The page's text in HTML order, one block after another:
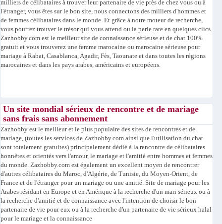
milliers de célibataires à trouver leur partenaire de vie près de chez vous ou à
l'étranger, vous êtes sur le bon site, nous connectons des milliers d'hommes et
de femmes célibataires dans le monde. Et grâce à notre moteur de recherche,
vous pourrez trouver le trésor qui vous attend ou la perle rare en quelques clics.
Zazhobby.com est le meilleur site de connaissance sérieuse et de chat 100%
gratuit et vous trouverez une femme marocaine ou marocaine sérieuse pour
mariage à Rabat, Casablanca, Agadir, Fès, Taounate et dans toutes les régions
marocaines et dans les pays arabes, américains et européens.
Un site mondial sérieux de rencontre et de mariage
sans frais sans abonnement
Zazhobby est le meilleur et le plus populaire des sites de rencontres et de
mariage, (toutes les services de Zazhobby.com ainsi que l'utilisation du chat
sont totalement gratuites) principalement dédié à la rencontre de célibataires
honnêtes et orientés vers l'amour, le mariage et l'amitié entre hommes et femmes
du monde. Zazhobby.com est également un excellent moyen de rencontrer
d'autres célibataires du Maroc, d'Algérie, de Tunisie, du Moyen-Orient, de
France et de l'étranger pour un mariage ou une amitié. Site de mariage pour les
Arabes résidant en Europe et en Amérique à la recherche d'un mari sérieux ou à
la recherche d'amitié et de connaissance avec l'intention de choisir le bon
partenaire de vie pour eux ou à la recherche d'un partenaire de vie sérieux halal
pour le mariage et la connaissance